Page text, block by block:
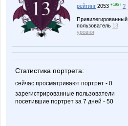
рейтинг 2053 +195 ↑ ?
Привилегированный
пользователь 13
уровня
Статистика портрета:
сейчас просматривают портрет - 0
зарегистрированные пользователи
посетившие портрет за 7 дней - 50